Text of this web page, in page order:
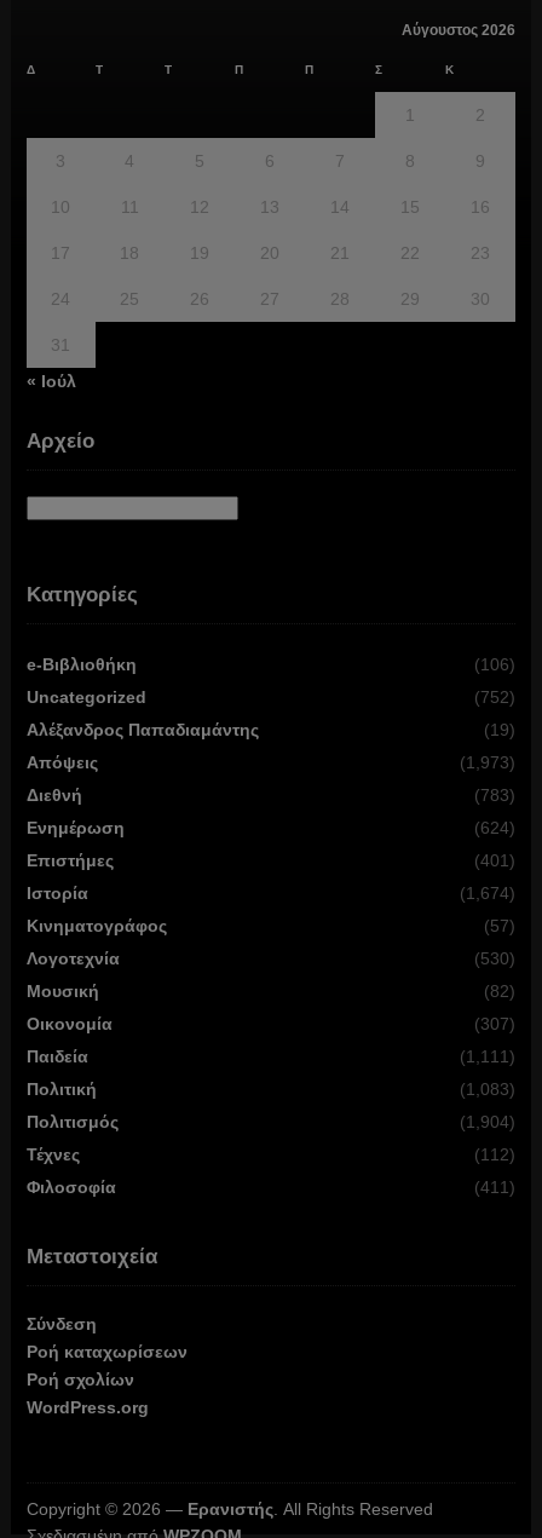
Αύγουστος 2026
Δ Τ Τ Π Π Σ Κ
1 2
3 4 5 6 7 8 9
10 11 12 13 14 15 16
17 18 19 20 21 22 23
24 25 26 27 28 29 30
31
« Ιούλ
Αρχείο
Κατηγορίες
e-Βιβλιοθήκη
(106)
Uncategorized
(752)
Αλέξανδρος Παπαδιαμάντης
(19)
Απόψεις
(1,973)
Διεθνή
(783)
Ενημέρωση
(624)
Επιστήμες
(401)
Ιστορία
(1,674)
Κινηματογράφος
(57)
Λογοτεχνία
(530)
Μουσική
(82)
Οικονομία
(307)
Παιδεία
(1,111)
Πολιτική
(1,083)
Πολιτισμός
(1,904)
Τέχνες
(112)
Φιλοσοφία
(411)
Μεταστοιχεία
Σύνδεση
Ροή καταχωρίσεων
Ροή σχολίων
WordPress.org
Copyright © 2026 — Ερανιστής. All Rights Reserved